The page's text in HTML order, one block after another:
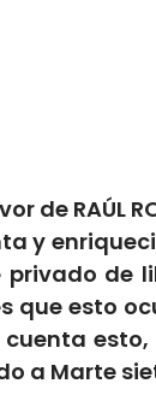
de RAÚL
y
privado de
que esto
cuenta
a Marte